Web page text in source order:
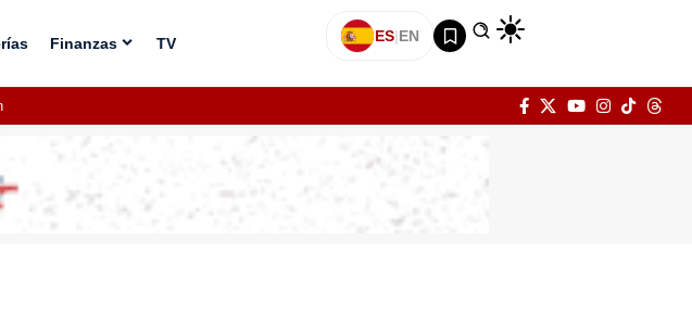
Finanzas TV ES|EN